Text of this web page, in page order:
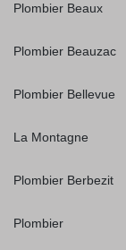
Plombier Beaux
Plombier Beauzac
Plombier Bellevue
La Montagne
Plombier Berbezit
Plombier